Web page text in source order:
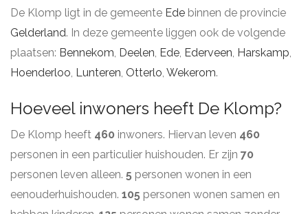
De Klomp ligt in de gemeente Ede binnen de provincie
Gelderland. In deze gemeente liggen ook de volgende
plaatsen: Bennekom, Deelen, Ede, Ederveen, Harskamp,
Hoenderloo, Lunteren, Otterlo, Wekerom.
Hoeveel inwoners heeft De Klomp?
De Klomp heeft 460 inwoners. Hiervan leven 460
personen in een particulier huishouden. Er zijn 70
personen leven alleen. 5 personen wonen in een
eenouderhuishouden. 105 personen wonen samen en